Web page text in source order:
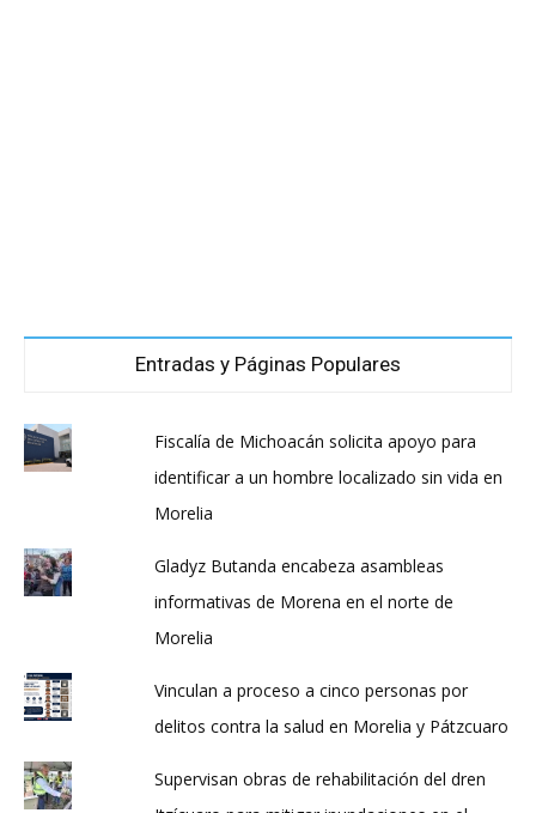
Entradas y Páginas Populares
Fiscalía de Michoacán solicita apoyo para
identificar a un hombre localizado sin vida en
Morelia
Gladyz Butanda encabeza asambleas
informativas de Morena en el norte de
Morelia
Vinculan a proceso a cinco personas por
delitos contra la salud en Morelia y Pátzcuaro
Supervisan obras de rehabilitación del dren